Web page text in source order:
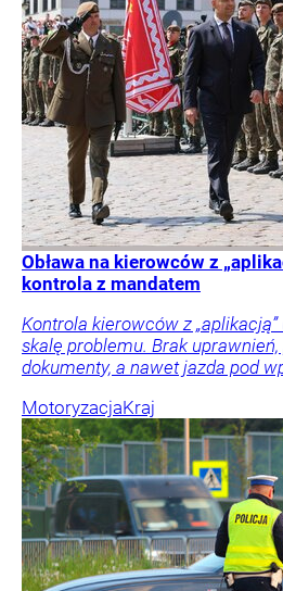
Obława na kierowców z
kontrola z mandatem
Kontrola kierowców z
skalę problemu. Brak
dokumenty, a nawet jazda pod
MotoryzacjaKraj